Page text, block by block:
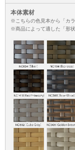
本体素材
※こちらの色見本から「カ
※商品によって適した「形